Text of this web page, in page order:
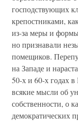
господствующих
крепостниками,
из-за меры и
но признавали
помещиков.
на Западе и
50-х и 60-х годах
всякие мысли об
собственности, о
демократических